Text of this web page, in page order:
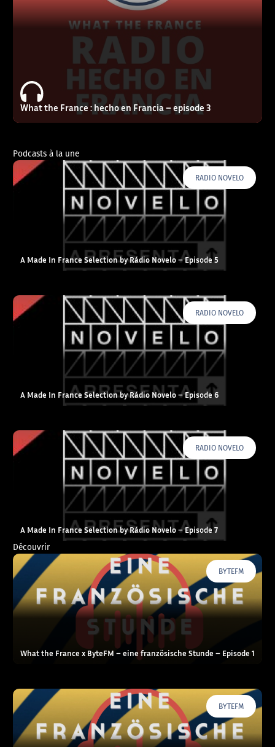
What the France : hecho en Francia – episode 3
Podcasts à la une
RADIO NOVELO
A Made In France Selection by Rádio Novelo – Episode 5
RADIO NOVELO
A Made In France Selection by Rádio Novelo – Episode 6
RADIO NOVELO
A Made In France Selection by Rádio Novelo – Episode 7
Découvrir
BYTEFM
What the France x ByteFM – eine französische Stunde – Episode 1
BYTEFM